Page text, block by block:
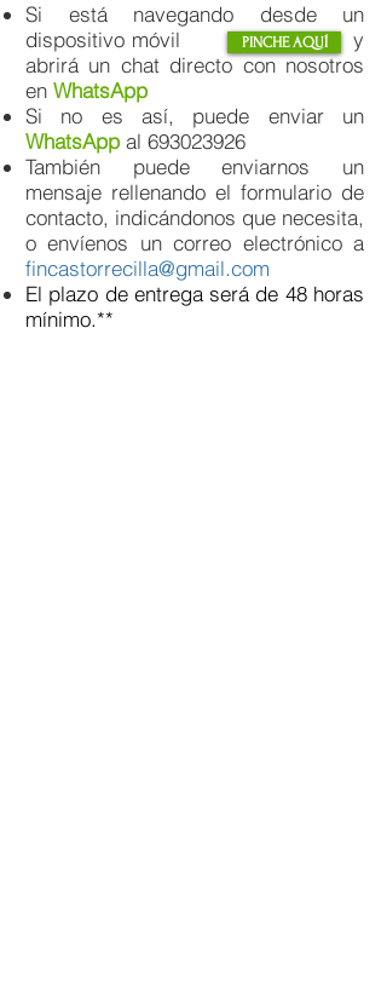
Si está navegando desde un
dispositivo móvil y
abrirá un chat directo con nosotros
en WhatsApp
Si no es así, puede enviar un
WhatsAppal 693023926
También puede enviarnos un
mensaje rellenando el formulario de
contacto, indicándonos que necesita,
o envíenos un correo electrónico a
fincastorrecilla@gmail.com
El plazo de entrega será de 48 horas
mínimo.**
PINCHE AQUÍ